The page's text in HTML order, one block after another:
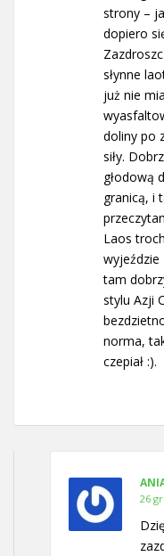
strony –
dopiero
słynne
już nie
doliny po
siły.
głodową
granicą, i
Laos
wyjeździe
tam
stylu Azji
norma,
czepiał :).
26